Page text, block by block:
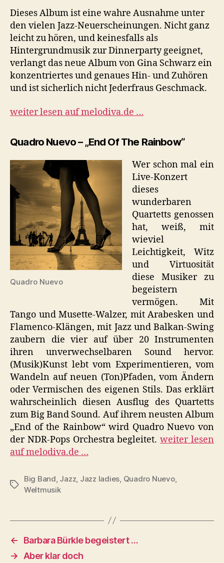
Dieses Album ist eine wahre Ausnahme unter
den vielen Jazz-Neuerscheinungen. Nicht ganz
leicht zu hören, und keinesfalls als
Hintergrundmusik zur Dinnerparty geeignet,
verlangt das neue Album von Gina Schwarz ein
konzentriertes und genaues Hin- und Zuhören
und ist sicherlich nicht Jederfraus Geschmack.
weiter lesen auf melodiva.de …
Quadro Nuevo – „End Of The Rainbow“
Quadro Nuevo
Wer schon mal ein
Live-Konzert
dieses
wunderbaren
Quartetts genossen
hat, weiß, mit
wieviel
Leichtigkeit, Witz
und Virtuosität
diese Musiker zu
begeistern
vermögen. Mit
Tango und Musette-Walzer, mit Arabesken und
Flamenco-Klängen, mit Jazz und Balkan-Swing
zaubern die vier auf über 20 Instrumenten
ihren unverwechselbaren Sound hervor.
(Musik)Kunst lebt vom Experimentieren, vom
Wandeln auf neuen (Ton)Pfaden, vom Ändern
oder Vermischen des eigenen Stils. Das erklärt
wahrscheinlich diesen Ausflug des Quartetts
zum Big Band Sound. Auf ihrem neusten Album
„End of the Rainbow“ wird Quadro Nuevo von
der NDR-Pops Orchestra begleitet.weiter lesen
auf melodiva.de …
Schlagwörter
Big Band Jazz Jazz ladies Quadro Nuevo,
Weltmusik
←
Barbara Bürkle begeistert …
→
Aber klar doch